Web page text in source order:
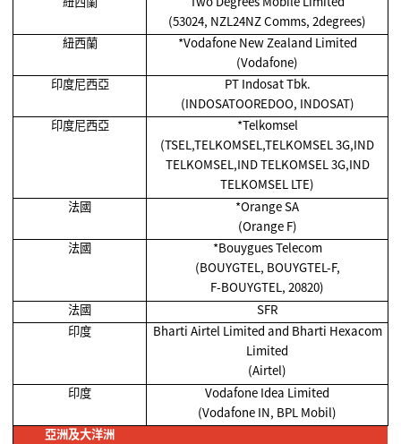
(53024, NZL24NZ Comms, 2degrees)
紐西蘭
*Vodafone New Zealand Limited
(Vodafone)
印度尼西亞
PT Indosat Tbk.
(INDOSATOOREDOO, INDOSAT)
印度尼西亞
*Telkomsel
(TSEL,TELKOMSEL,TELKOMSEL 3G,IND
TELKOMSEL,IND TELKOMSEL 3G,IND
TELKOMSEL LTE)
法國
*Orange SA
(Orange F)
法國
*Bouygues Telecom
(BOUYGTEL, BOUYGTEL-F,
F-BOUYGTEL, 20820)
法國
SFR
印度
Bharti Airtel Limited and Bharti Hexacom
Limited
(Airtel)
印度
Vodafone Idea Limited
(Vodafone IN, BPL Mobil)
亞洲及大洋洲